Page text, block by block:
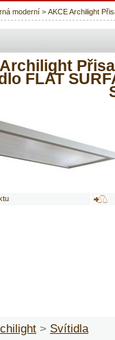
moderní > AKCE Archilight
FLAT
> Svítidla